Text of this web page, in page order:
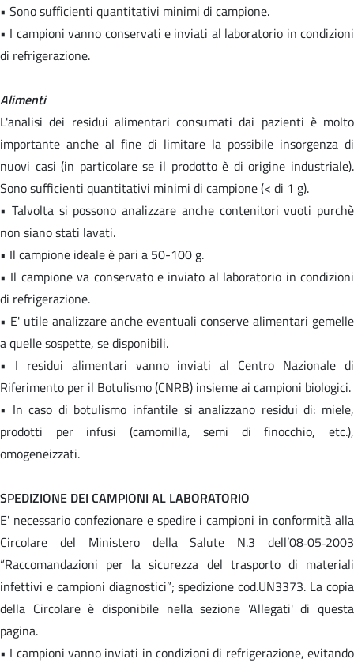
• Sono sufficienti quantitativi minimi di campione.
• I campioni vanno conservati e inviati al laboratorio in condizioni
di refrigerazione.
Alimenti
L'analisi dei residui alimentari consumati dai pazienti è molto
importante anche al fine di limitare la possibile insorgenza di
nuovi casi (in particolare se il prodotto è di origine industriale).
Sono sufficienti quantitativi minimi di campione (< di 1 g).
• Talvolta si possono analizzare anche contenitori vuoti purchè
non siano stati lavati.
• Il campione ideale è pari a 50-100 g.
• Il campione va conservato e inviato al laboratorio in condizioni
di refrigerazione.
• E' utile analizzare anche eventuali conserve alimentari gemelle
a quelle sospette, se disponibili.
• I residui alimentari vanno inviati al Centro Nazionale di
Riferimento per il Botulismo (CNRB) insieme ai campioni biologici.
• In caso di botulismo infantile si analizzano residui di: miele,
prodotti per infusi (camomilla, semi di finocchio, etc.),
omogeneizzati.
SPEDIZIONE DEI CAMPIONI AL LABORATORIO
E' necessario confezionare e spedire i campioni in conformità alla
Circolare del Ministero della Salute N.3 dell’08‐05‐2003
“Raccomandazioni per la sicurezza del trasporto di materiali
infettivi e campioni diagnostici”; spedizione cod.UN3373. La copia
della Circolare è disponibile nella sezione 'Allegati' di questa
pagina.
• I campioni vanno inviati in condizioni di refrigerazione, evitando